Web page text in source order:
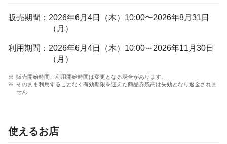
販売期間： 2026年6月4日（木）10:00〜2026年8月31日
（月）
利用期間： 2026年6月4日（木）10:00～2026年11月30日
（月）
販売開始時間、利用開始時間は変更となる場合があります。
そのまま利用することなく有効期限を迎えた商品券残高は失効となり返金されま
せん
使えるお店